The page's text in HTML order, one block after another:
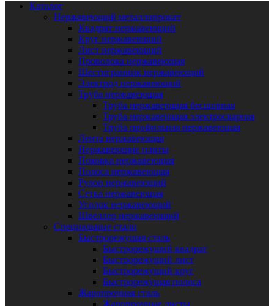
Каталог
Нержавеющий металлопрокат
Квадрат нержавеющий
Круг нержавеющий
Лист нержавеющий
Проволока нержавеющая
Шестигранник нержавеющий
Электрод нержавеющий
Труба нержавеющая
Труба нержавеющая бесшовная
Труба нержавеющая электросварная
Труба профильная нержавеющая
Лента нержавеющая
Нержавеющие плиты
Поковка нержавеющая
Полоса нержавеющая
Рулон нержавеющий
Сетка нержавеющая
Уголок нержавеющий
Швеллер нержавеющий
Специальные стали
Быстрорежущая сталь
Быстрорежущий квадрат
Быстрорежущий лист
Быстрорежущий круг
Быстрорежущая полоса
Жаропрочная сталь